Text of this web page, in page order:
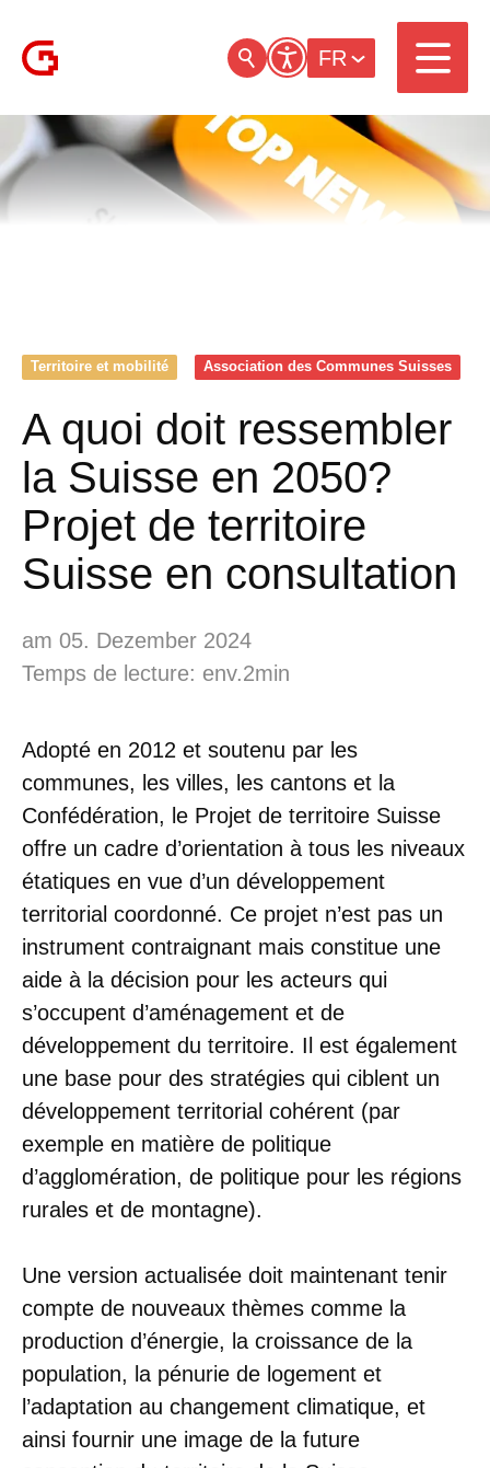
FR
Territoire et mobilité Association des Communes Suisses
A quoi doit ressembler
la Suisse en 2050?
Projet de territoire
Suisse en consultation
am 05. Dezember 2024
Temps de lecture: env.2min
Adopté en 2012 et soutenu par les
communes, les villes, les cantons et la
Confédération, le Projet de territoire Suisse
offre un cadre d’orientation à tous les niveaux
étatiques en vue d’un développement
territorial coordonné. Ce projet n’est pas un
instrument contraignant mais constitue une
aide à la décision pour les acteurs qui
s’occupent d’aménagement et de
développement du territoire. Il est également
une base pour des stratégies qui ciblent un
développement territorial cohérent (par
exemple en matière de politique
d’agglomération, de politique pour les régions
rurales et de montagne).
Une version actualisée doit maintenant tenir
compte de nouveaux thèmes comme la
production d’énergie, la croissance de la
population, la pénurie de logement et
l’adaptation au changement climatique, et
ainsi fournir une image de la future